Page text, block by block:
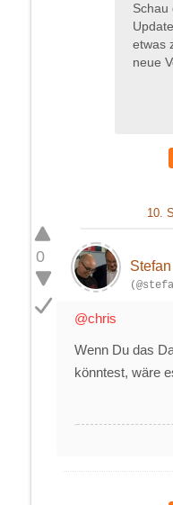
Schau
etwas
neue
0
10.
Stefan
@chris
Wenn Du das
könntest, wäre